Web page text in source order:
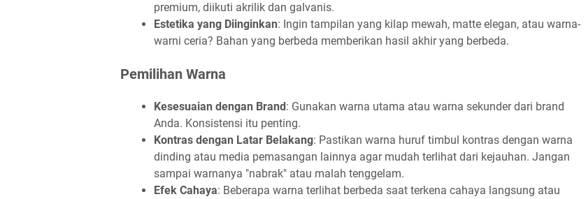
premium, diikuti akrilik dan galvanis.
Estetika yang Diinginkan: Ingin tampilan yang kilap mewah, matte elegan, atau warna-
warni ceria? Bahan yang berbeda memberikan hasil akhir yang berbeda.
Pemilihan Warna
Kesesuaian dengan Brand: Gunakan warna utama atau warna sekunder dari brand
Anda. Konsistensi itu penting.
Kontras dengan Latar Belakang: Pastikan warna huruf timbul kontras dengan warna
dinding atau media pemasangan lainnya agar mudah terlihat dari kejauhan. Jangan
sampai warnanya "nabrak" atau malah tenggelam.
Efek Cahaya: Beberapa warna terlihat berbeda saat terkena cahaya langsung atau